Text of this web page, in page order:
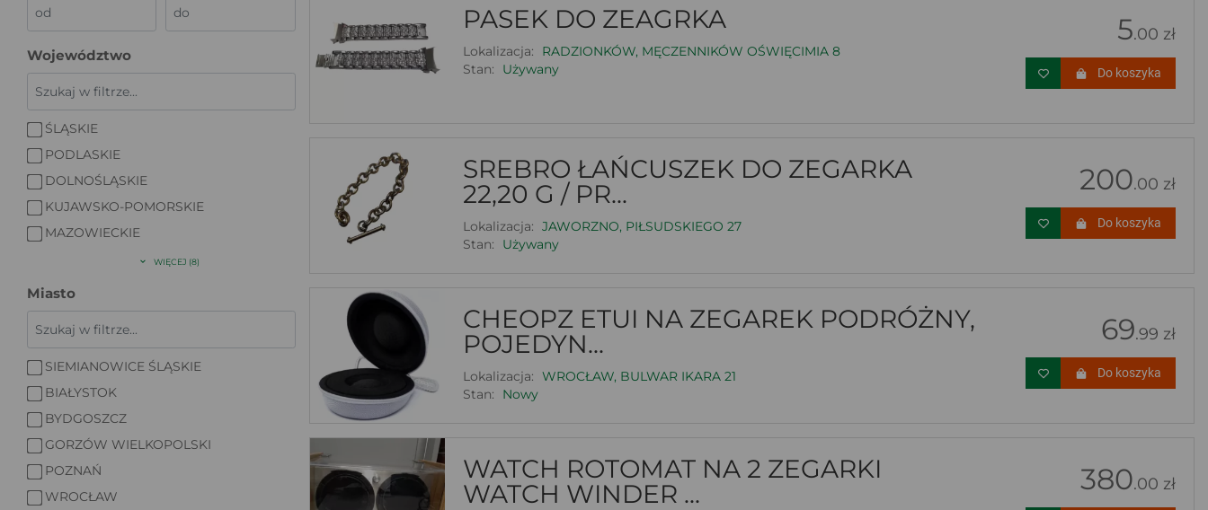
Województwo
ŚLĄSKIE
PODLASKIE
DOLNOŚLĄSKIE
KUJAWSKO-POMORSKIE
MAZOWIECKIE
WIĘCEJ (8)
Miasto
SIEMIANOWICE ŚLĄSKIE
BIAŁYSTOK
BYDGOSZCZ
GORZÓW WIELKOPOLSKI
POZNAŃ
WROCŁAW
PASEK DO ZEAGRKA
Lokalizacja:
RADZIONKÓW, MĘCZENNIKÓW OŚWIĘCIMIA 8
Stan:
Używany
5.00 zł
Do koszyka
SREBRO ŁAŃCUSZEK DO ZEGARKA
22,20 G / PR...
Lokalizacja: JAWORZNO, PIŁSUDSKIEGO 27
Stan:
Używany
200.00 zł
Do koszyka
CHEOPZ ETUI NA ZEGAREK PODRÓŻNY,
POJEDYN...
Lokalizacja: WROCŁAW, BULWAR IKARA 21
Stan:
Nowy
69.99 zł
Do koszyka
WATCH ROTOMAT NA 2 ZEGARKI
WATCH WINDER ...
380.00 zł